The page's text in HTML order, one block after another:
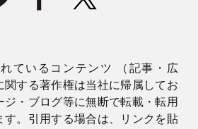
ているコンテンツ （記事・広
関する著作権は当社に帰属してお
ジ・ブログ等に無断で転載・転用
す。引用する場合は、リンクを貼